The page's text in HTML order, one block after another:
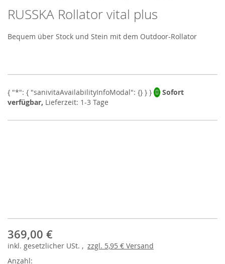
Skip
to
the
beginning
images
RUSSKA Rollator vital plus
Bequem über Stock und Stein mit dem Outdoor-Rollator
Sofort
verfügbar, Lieferzeit: 1-3 Tage
369,00 €
inkl. gesetzlicher USt. , zzgl. 5,95 € Versand
Anzahl: